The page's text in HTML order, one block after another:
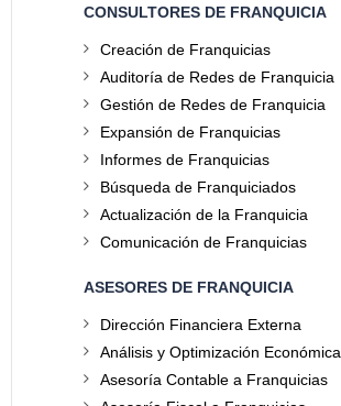
CONSULTORES DE FRANQUICIA
Creación de Franquicias
Auditoría de Redes de Franquicia
Gestión de Redes de Franquicia
Expansión de Franquicias
Informes de Franquicias
Búsqueda de Franquiciados
Actualización de la Franquicia
Comunicación de Franquicias
ASESORES DE FRANQUICIA
Dirección Financiera Externa
Análisis y Optimización Económica
Asesoría Contable a Franquicias